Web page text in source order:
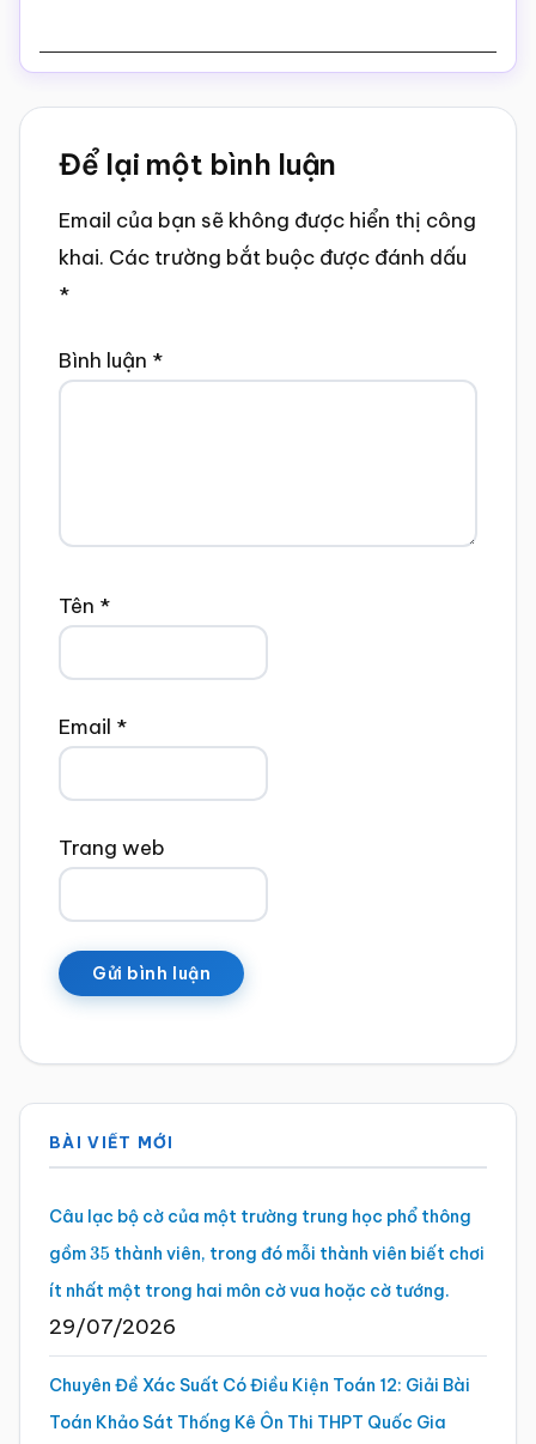
Reader
Interactions
Để lại một bình luận
Email của bạn sẽ không được hiển thị công
khai. Các trường bắt buộc được đánh dấu
*
Bình luận *
Tên *
Email *
Trang web
Sidebar
chính
BÀI VIẾT MỚI
Câu lạc bộ cờ của một trường trung học phổ thông
gồm35 thành viên, trong đó mỗi thành viên biết chơi
ít nhất một trong hai môn cờ vua hoặc cờ tướng.
29/07/2026
Chuyên Đề Xác Suất Có Điều Kiện Toán 12: Giải Bài
Toán Khảo Sát Thống Kê Ôn Thi THPT Quốc Gia